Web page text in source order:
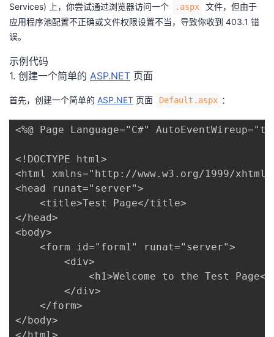
Services) 上，你尝试通过浏览器访问一个 ​
​.aspx​
​ 文件，但由于
应用程序池配置不正确或文件权限设置不当，导致你收到 403.1 错
误。
示例代码
1. 创建一个简单的 ​ ​ASP.NET​ ​ 页面
首先，创建一个简单的 ​ ​ASP.NET​ ​ 页面 ​ ​Default.aspx​ ​：
<%@ Page Language="C#"
<!DOCTYPE html>
<html xmlns="http://www.w3.org/1999/
<head runat="server">
    <title>Test Page</title>
</head>
<body>
    <form id="form1" runat="server">
        <div>
<h1>Welcome to the Test
        </div>
    </form>
</body>